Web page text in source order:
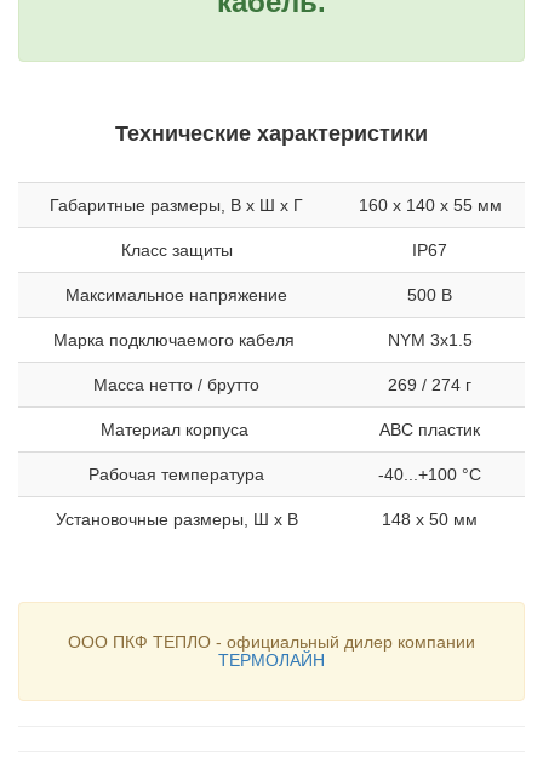
Технические характеристики
Габаритные размеры, В х Ш х Г 160 х 140 х 55 мм
Класс защиты IP67
Максимальное напряжение 500 В
Марка подключаемого кабеля NYM 3x1.5
Масса нетто / брутто 269 / 274 г
Материал корпуса ABC пластик
Рабочая температура -40...+100 °С
Установочные размеры, Ш х В 148 х 50 мм
ООО ПКФ ТЕПЛО - официальный дилер компании
ТЕРМОЛАЙН